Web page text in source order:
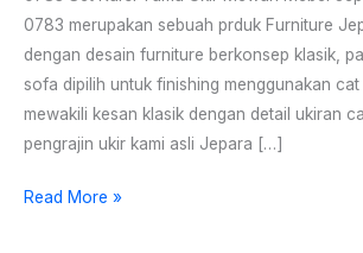
0783 merupakan sebuah prduk Furniture
dengan desain furniture berkonsep klasik,
sofa dipilih untuk finishing menggunakan
mewakili kesan klasik dengan detail ukiran
pengrajin ukir kami asli Jepara […]
Read More »